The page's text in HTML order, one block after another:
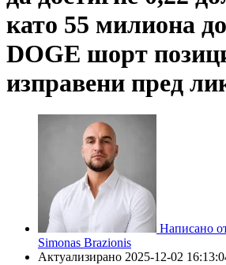
като 55 милиона
DOGE шорт
изправени пред
Написано
Simonas Brazionis
Актуализирано 2025-12-02